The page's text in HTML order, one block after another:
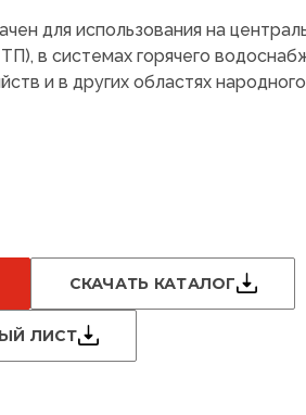
для использования на
в системах горячего
и в других областях
СКАЧАТЬ КАТАЛОГ
ЛИСТ